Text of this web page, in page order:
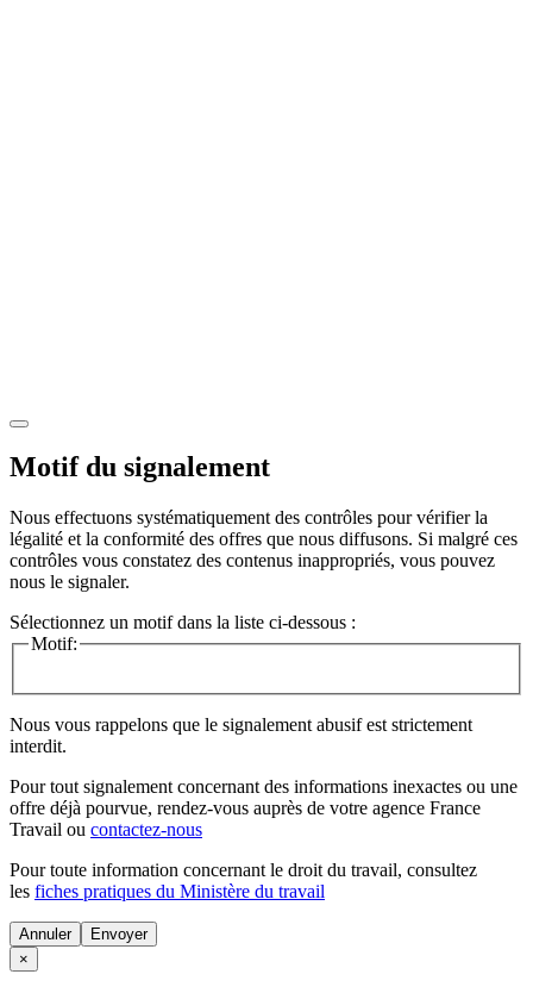
Motif du signalement
Nous effectuons systématiquement des contrôles pour vérifier la
légalité et la conformité des offres que nous diffusons. Si malgré ces
contrôles vous constatez des contenus inappropriés, vous pouvez
nous le signaler.
Sélectionnez un motif dans la liste ci-dessous :
Motif:
Nous vous rappelons que le signalement abusif est strictement
interdit.
Pour tout signalement concernant des informations inexactes ou une
offre déjà pourvue, rendez-vous auprès de votre agence France
Travail ou contactez-nous
Pour toute information concernant le droit du travail, consultez
les fiches pratiques du Ministère du travail
Annuler
×